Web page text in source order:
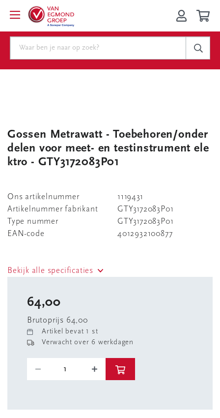
Gossen Metrawatt - Toebehoren/onder
delen voor meet- en testinstrument ele
ktro - GTY3172083P01
Ons artikelnummer
1119431
Artikelnummer fabrikant
GTY3172083P01
Type nummer
GTY3172083P01
EAN-code
4012932100877
Bekijk alle specificaties
64,00
Brutoprijs 64,00
Artikel bevat 1 st
Verwacht over 6 werkdagen